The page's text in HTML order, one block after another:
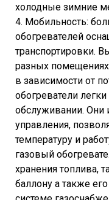
холодные зимние
4. Мобильность:
обогревателей
транспортировки.
разных
в зависимости от
обогреватели
обслуживании. Они
управления,
температуру и
газовый
хранения топлива,
баллону а также